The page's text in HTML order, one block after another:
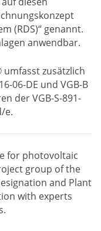
(RDS)“ genannt.
anwendbar.
umfasst zusätzlich
06-DE und VGB-B
der VGB-S-891-
e.
for photovoltaic
group of the
and Plant
with experts